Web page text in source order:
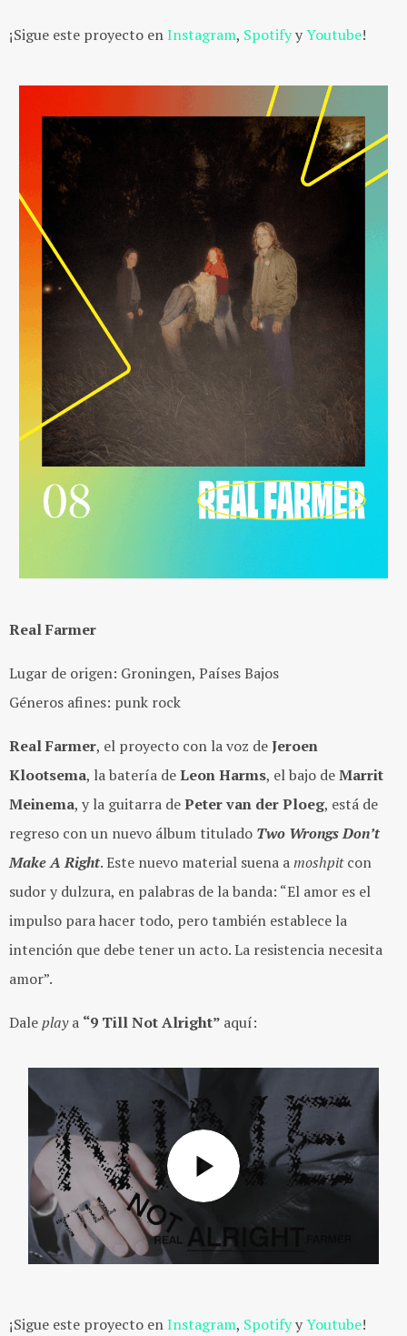
¡Sigue este proyecto enInstagram, SpotifyyYoutube!
Real Farmer
Lugar de origen: Groningen, Países Bajos
Géneros afines: punk rock
Real Farmer, el proyecto con la voz deJeroen
Klootsema, la batería deLeon Harms, el bajo deMarrit
Meinema, y la guitarra dePeter van der Ploeg, está de
regreso con un nuevo álbum titulado Two Wrongs Don’t
Make A Right. Este nuevo material suena amoshpitcon
sudor y dulzura, en palabras de la banda: “El amor es el
impulso para hacer todo, pero también establece la
intención que debe tener un acto. La resistencia necesita
amor”.
Daleplaya “9 Till Not Alright” aquí:
¡Sigue este proyecto enInstagram, SpotifyyYoutube!